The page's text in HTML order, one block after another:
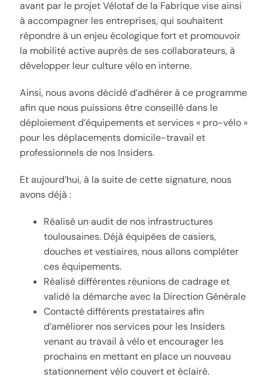
avant par le projet Vélotaf de la Fabrique vise ainsi
à accompagner les entreprises, qui souhaitent
répondre à un enjeu écologique fort et promouvoir
la mobilité active auprès de ses collaborateurs, à
développer leur culture vélo en interne.
Ainsi, nous avons décidé d’adhérer à ce programme
afin que nous puissions être conseillé dans le
déploiement d’équipements et services « pro-vélo »
pour les déplacements domicile-travail et
professionnels de nos Insiders.
Et aujourd’hui, à la suite de cette signature, nous
avons déjà :
Réalisé un audit de nos infrastructures
toulousaines. Déjà équipées de casiers,
douches et vestiaires, nous allons compléter
ces équipements.
Réalisé différentes réunions de cadrage et
validé la démarche avec la Direction Générale
Contacté différents prestataires afin
d’améliorer nos services pour les Insiders
venant au travail à vélo et encourager les
prochains en mettant en place un nouveau
stationnement vélo couvert et éclairé.